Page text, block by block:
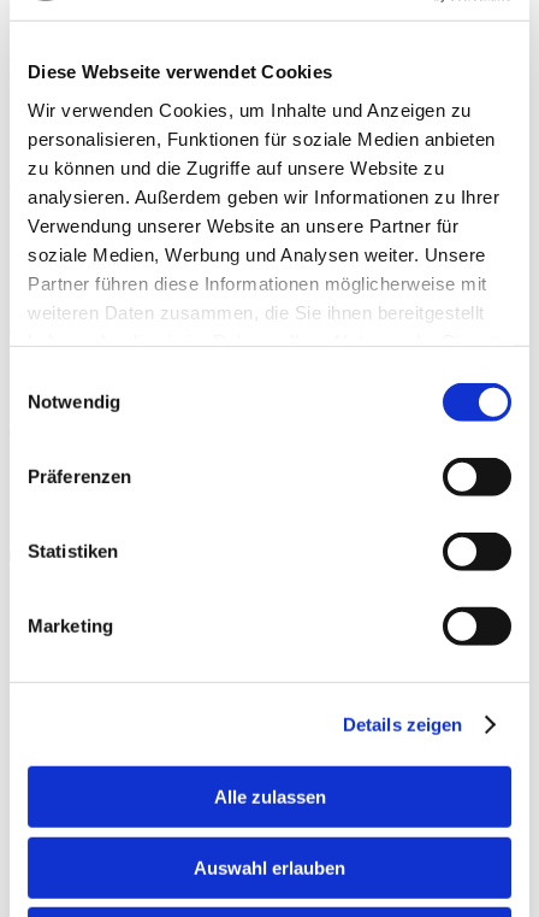
Diese Webseite verwendet Cookies
Wir verwenden Cookies, um Inhalte und Anzeigen zu
personalisieren, Funktionen für soziale Medien anbieten
zu können und die Zugriffe auf unsere Website zu
analysieren. Außerdem geben wir Informationen zu Ihrer
Verwendung unserer Website an unsere Partner für
soziale Medien, Werbung und Analysen weiter. Unsere
Partner führen diese Informationen möglicherweise mit
weiteren Daten zusammen, die Sie ihnen bereitgestellt
Selection
Notwendig
Präferenzen
Statistiken
Marketing
Details zeigen
Alle zulassen
Auswahl erlauben
speciale i vostri momenti.
Finitura
Inossidabile rettificata
Nera opaca
Schneider App
Il colore della luce, la luminosità e la luce notturna possono
essere controllati tramite app in qualsiasi momento della
giornata.
La luce viene emessa verso chi la osserva illuminando il viso.
Luce indiretta
La luce viene emessa senza abbagliamenti verso l’alto o verso
Automaticamente l’atmosfera più piacevole per qualsiasi
scopo.
Altri vantaggi: